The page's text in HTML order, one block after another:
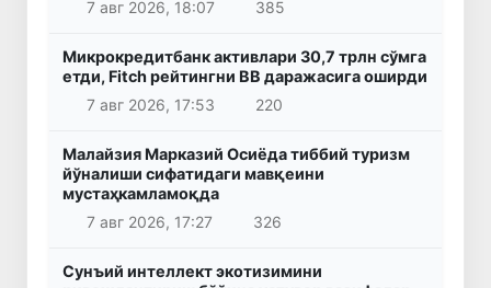
7 авг 2026, 18:07
385
Микрокредитбанк активлари 30,7 трлн сўмга
етди, Fitch рейтингни BB даражасига оширди
7 авг 2026, 17:53
220
Малайзия Марказий Осиёда тиббий туризм
йўналиши сифатидаги мавқеини
мустаҳкамламоқда
7 авг 2026, 17:27
326
Сунъий интеллект экотизимини